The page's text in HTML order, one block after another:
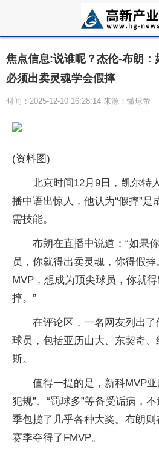
焦点信息:说谁呢？杰伦-布朗：
必须出卖灵魂学会假摔
时间：2025-12-10 16:28:14 来源：懂球帝
(资料图)
北京时间12月9日，凯尔特
播中语出惊人，他认为“假摔”是
需技能。
布朗在直播中说道：“如果
员，你就得出卖灵魂，你得假
MVP，想成为顶尖球员，你就
摔。”
在评论区，一名网友列出了
球员，包括亚历山大、东契奇
斯。
值得一提的是，新科MVP
犯规”、“罚球多”等备受诟病，
季包揽了几乎各种大奖。布朗则
赛季夺得了FMVP。